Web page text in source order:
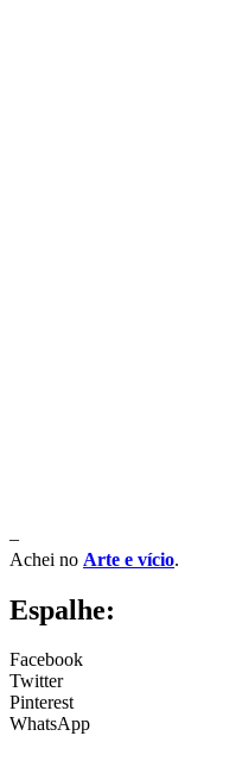
–
Achei no Arte e vício.
Espalhe:
Facebook
Twitter
Pinterest
WhatsApp